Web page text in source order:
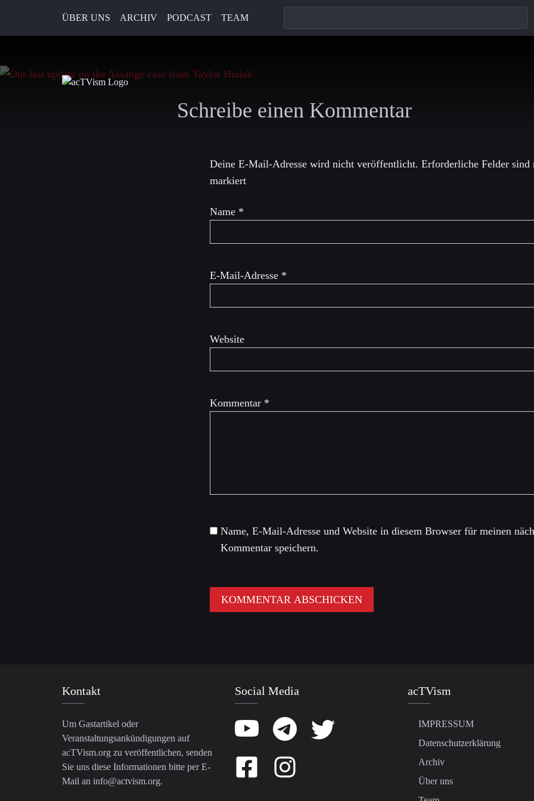
ÜBER UNS ARCHIV PODCAST TEAM
3. Juli 2024
Schreibe einen Kommentar
Deine E-Mail-Adresse wird nicht veröffentlicht. Erforderliche Felder
markiert
Kommentar *
Name *
E-Mail-Adresse *
Website
Name, E-Mail-Adresse und Website in diesem Browser für meinen
Kommentar speichern.
Kontakt
Um Gastartikel oder
Veranstaltungsankündigungen auf
acTVism.org zu veröffentlichen, senden
Sie uns diese Informationen bitte per E-
Mail an info@actvism.org.
Social Media acTVism
IMPRESSUM
Datenschutzerklärung
Archiv
Über uns